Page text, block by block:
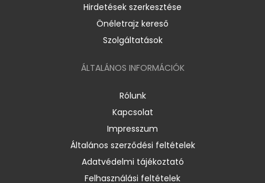
Hirdetések szerkesztése
Önéletrajz kereső
Szolgáltatások
ÁLTALÁNOS INFORMÁCIÓK
Rólunk
Kapcsolat
Impresszum
Általános szerződési feltételek
Adatvédelmi tájékoztató
Felhasználási feltételek